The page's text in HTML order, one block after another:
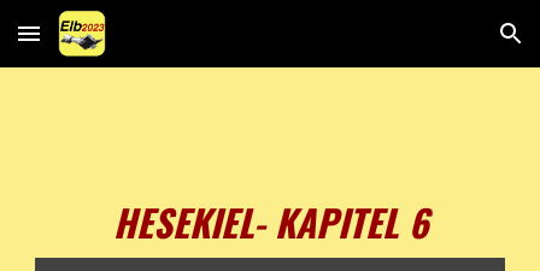
Skip to main content Skip to navigation
HESEKIEL- KAPITEL 6